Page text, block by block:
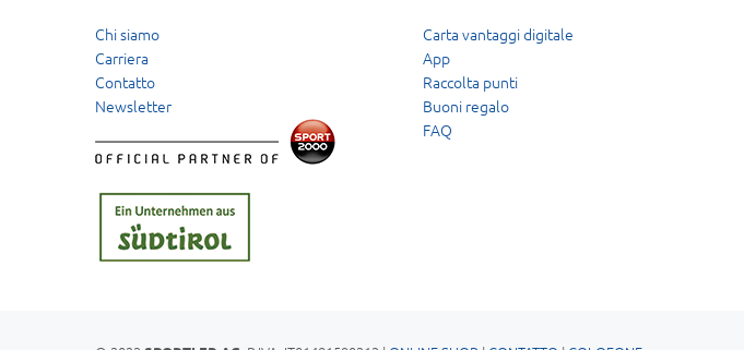
Chi siamo
Carriera
Contatto
Newsletter
Carta vantaggi digitale
App
Raccolta punti
Buoni regalo
FAQ